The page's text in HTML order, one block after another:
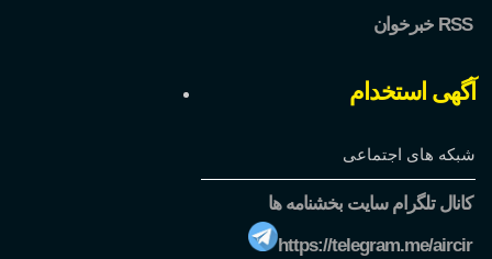
خبرخوان RSS
آگهی استخدام
شبکه های اجتماعی
کانال تلگرام سایت بخشنامه ها
https://telegram.me/aircir